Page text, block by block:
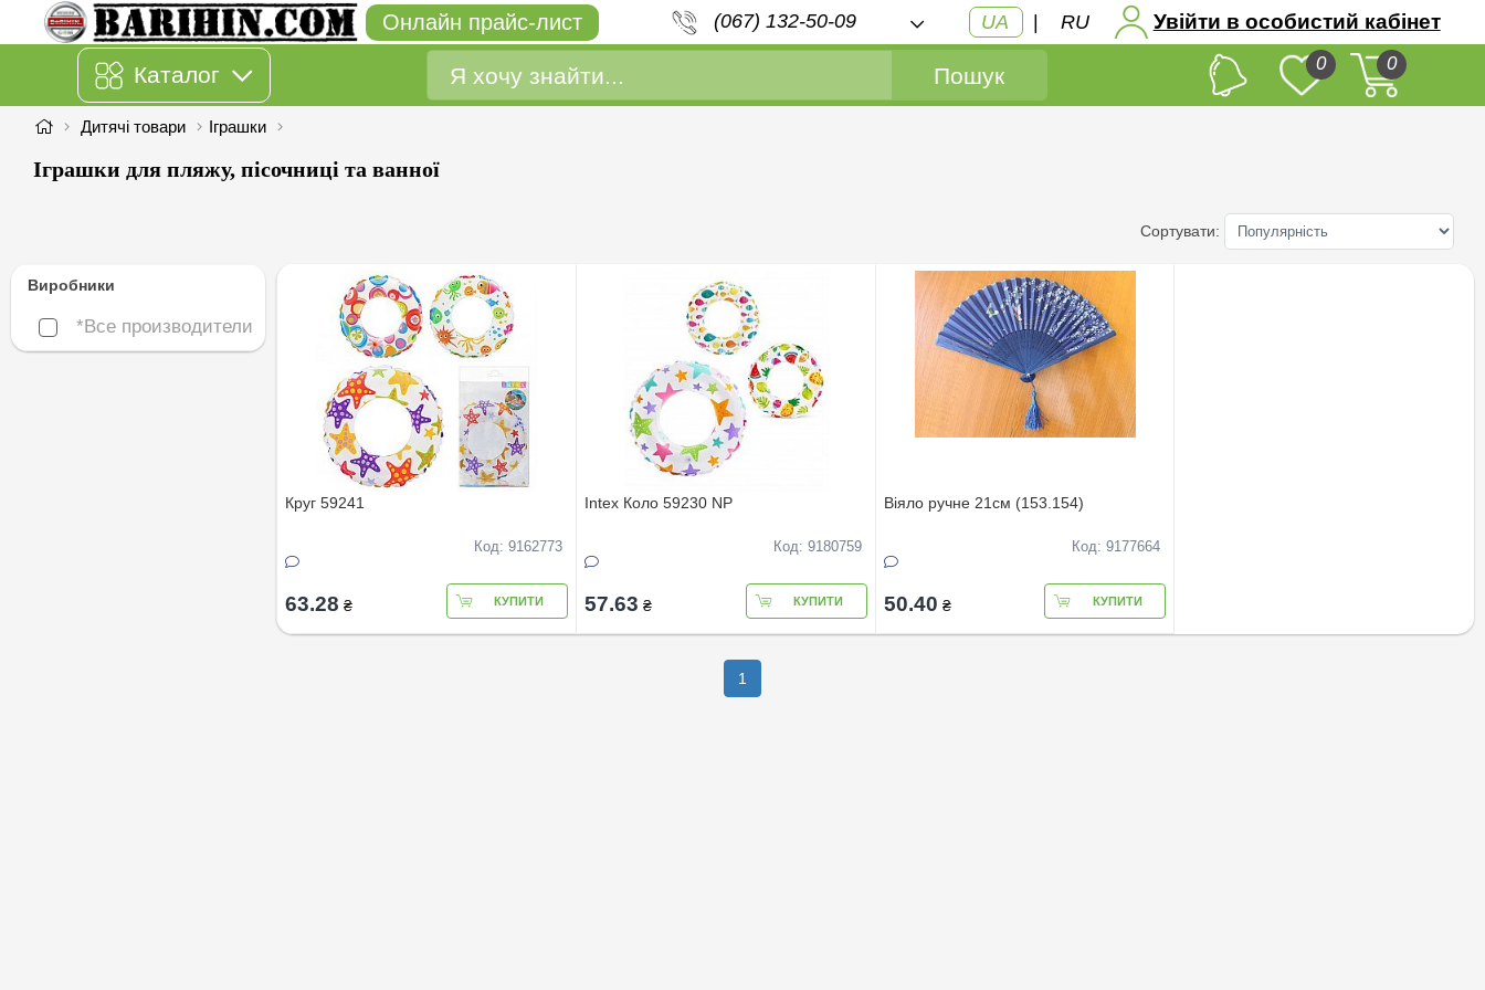
Онлайн прайс-лист (067) 132-50-09 UA | RU Увійти в особистий кабінет
Каталог Пошук 0 0
Дитячі товари Іграшки
Іграшки для пляжу, пісочниці та ванної
Сортувати:
Виробники
*Все производители
*Все производители
Круг 59241
Код: 9162773
63.28 ₴ КУПИТИ
Intex Коло 59230 NP
Код: 9180759
57.63 ₴ КУПИТИ
Віяло ручне 21см (153.154)
Код: 9177664
50.40 ₴ КУПИТИ
1